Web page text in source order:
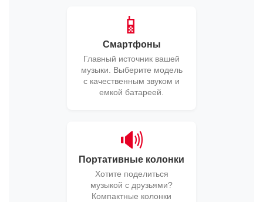
📱
Смартфоны
Главный источник вашей
музыки. Выберите модель
с качественным звуком и
емкой батареей.
🔊
Портативные колонки
Хотите поделиться
музыкой с друзьями?
Компактные колонки